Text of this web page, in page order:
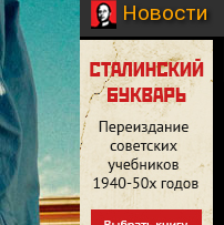
Новости